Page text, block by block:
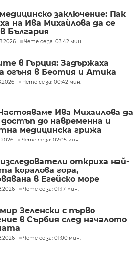
заключение: Пак
на Ива Михайлова да се
България
Чете се за: 03:42 мин.
в Гърция: Задържаха
огъня в Беотия и Атика
Чете се за: 00:42 мин.
Ива Михаилова да
достъп до навременна и
медицинска грижа
Чете се за: 02:05 мин.
изследователи откриха най-
коралова гора,
в Егейско море
Чете се за: 01:17 мин.
Зеленски с първо
в Сърбия след началото
Чете се за: 01:00 мин.